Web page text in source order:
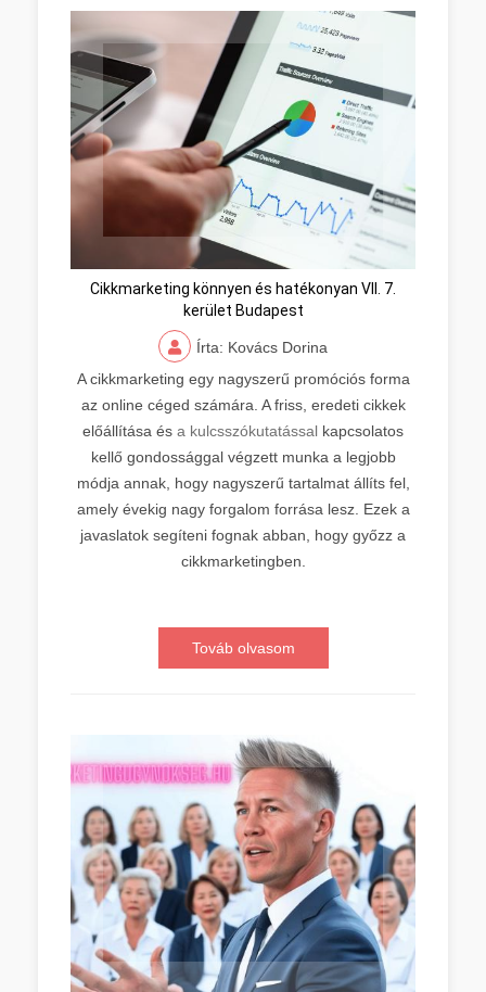
Cikkmarketing könnyen és hatékonyan VII. 7.
kerület Budapest
Írta: Kovács Dorina
A cikkmarketing egy nagyszerű promóciós forma
az online céged számára. A friss, eredeti cikkek
előállítása és a kulcsszókutatással kapcsolatos
kellő gondossággal végzett munka a legjobb
módja annak, hogy nagyszerű tartalmat állíts fel,
amely évekig nagy forgalom forrása lesz. Ezek a
javaslatok segíteni fognak abban, hogy győzz a
cikkmarketingben.
Továb olvasom